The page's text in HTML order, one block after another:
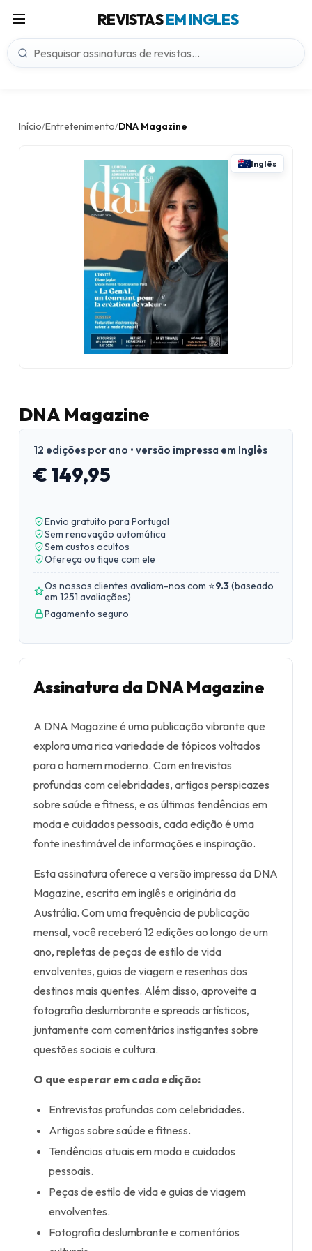
REVISTASEM INGLES
Início/Entretenimento/DNA Magazine
Inglês
DNA Magazine
12 edições por ano • versão impressa em Inglês
€ 149,95
Envio gratuito para Portugal
Sem renovação automática
Sem custos ocultos
Ofereça ou fique com ele
Os nossos clientes avaliam-nos com ⭐9.3(baseado
em 1251 avaliações)
Pagamento seguro
Assinatura da DNA Magazine
A DNA Magazine é uma publicação vibrante que
explora uma rica variedade de tópicos voltados
para o homem moderno. Com entrevistas
profundas com celebridades, artigos perspicazes
sobre saúde e fitness, e as últimas tendências em
moda e cuidados pessoais, cada edição é uma
fonte inestimável de informações e inspiração.
Esta assinatura oferece a versão impressa da DNA
Magazine, escrita em inglês e originária da
Austrália. Com uma frequência de publicação
mensal, você receberá 12 edições ao longo de um
ano, repletas de peças de estilo de vida
envolventes, guias de viagem e resenhas dos
destinos mais quentes. Além disso, aproveite a
fotografia deslumbrante e spreads artísticos,
juntamente com comentários instigantes sobre
questões sociais e cultura.
O que esperar em cada edição:
Entrevistas profundas com celebridades.
Artigos sobre saúde e fitness.
Tendências atuais em moda e cuidados
pessoais.
Peças de estilo de vida e guias de viagem
envolventes.
Fotografia deslumbrante e comentários